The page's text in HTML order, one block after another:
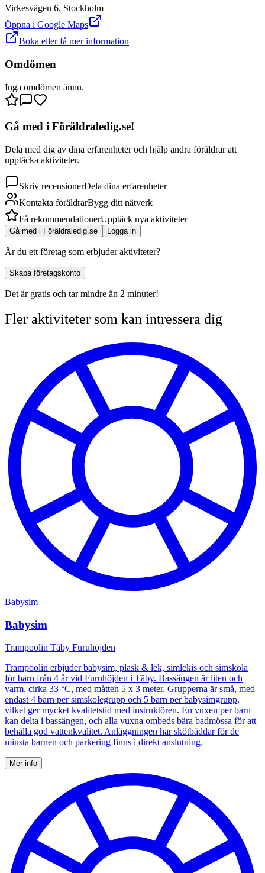
Virkesvägen 6
Virkesvägen 6, Stockholm
Öppna i Google Maps
Boka eller få mer information
Omdömen
Inga omdömen ännu.
Gå med i Föräldraledig.se!
Dela med dig av dina erfarenheter och hjälp andra föräldrar att
upptäcka aktiviteter.
Skriv recensionerDela dina erfarenheter
Kontakta föräldrarBygg ditt nätverk
Få rekommendationerUpptäck nya aktiviteter
Gå med i Föräldraledig.se Logga in
Är du ett företag som erbjuder aktiviteter?
Skapa företagskonto
Det är gratis och tar mindre än 2 minuter!
Fler aktiviteter som kan intressera dig
Babysim
Babysim
Trampoolin Täby Furuhöjden
Trampoolin erbjuder babysim, plask & lek, simlekis och simskola
för barn från 4 år vid Furuhöjden i Täby. Bassängen är liten och
varm, cirka 33 °C, med måtten 5 x 3 meter. Grupperna är små, med
endast 4 barn per simskolegrupp och 5 barn per babysimgrupp,
vilket ger mycket kvalitetstid med instruktören. En vuxen per barn
kan delta i bassängen, och alla vuxna ombeds bära badmössa för att
behålla god vattenkvalitet. Anläggningen har skötbäddar för de
minsta barnen och parkering finns i direkt anslutning.
Mer info